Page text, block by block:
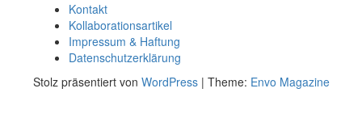
Kontakt
Kollaborationsartikel
Impressum & Haftung
Datenschutzerklärung
Stolz präsentiert von WordPress | Theme: Envo Magazine